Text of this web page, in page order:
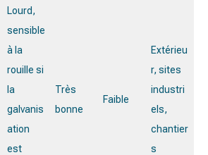
Lourd,
sensible
à la
rouille si
la
galvanis
ation
est
Très
bonne
Faible
Extérieu
r, sites
industri
els,
chantier
s